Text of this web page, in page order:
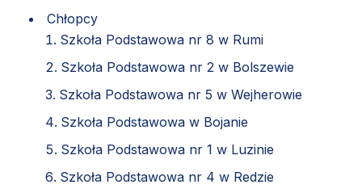
Chłopcy
Szkoła Podstawowa nr 8 w Rumi
Szkoła Podstawowa nr 2 w Bolszewie
Szkoła Podstawowa nr 5 w Wejherowie
Szkoła Podstawowa w Bojanie
Szkoła Podstawowa nr 1 w Luzinie
Szkoła Podstawowa nr 4 w Redzie